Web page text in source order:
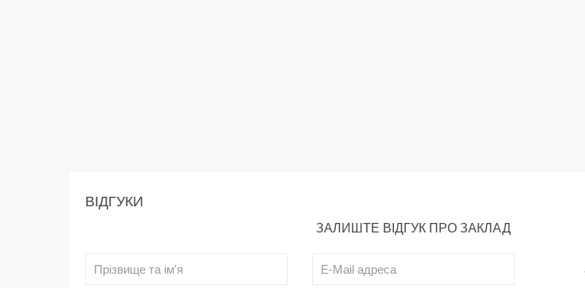
ВІДГУКИ
ЗАЛИШТЕ ВІДГУК ПРО ЗАКЛАД